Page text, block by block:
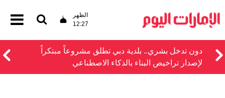
الظهر
12:27
دون تدخل بشري.. بلدية دبي تطلق مشروعاً مبتكراً
لإصدار تراخيص البناء بالذكاء الاصطناعي